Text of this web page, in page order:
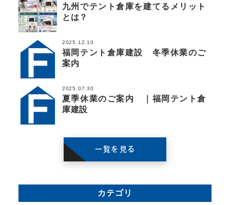
九州でテント倉庫を建てるメリット
とは？
2025.12.10
福岡テント倉庫建設 冬季休業のご
案内
2025.07.30
夏季休業のご案内 ｜福岡テント倉
庫建設
一覧を見る
カテゴリ